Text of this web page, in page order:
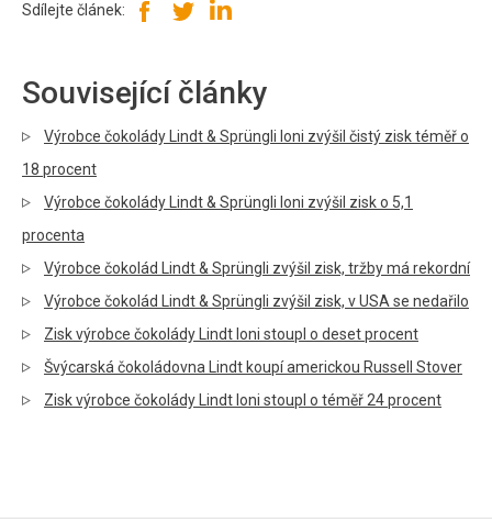
Sdílejte článek:
Související články
Výrobce čokolády Lindt & Sprüngli loni zvýšil čistý zisk téměř o
18 procent
Výrobce čokolády Lindt & Sprüngli loni zvýšil zisk o 5,1
procenta
Výrobce čokolád Lindt & Sprüngli zvýšil zisk, tržby má rekordní
Výrobce čokolád Lindt & Sprüngli zvýšil zisk, v USA se nedařilo
Zisk výrobce čokolády Lindt loni stoupl o deset procent
Švýcarská čokoládovna Lindt koupí americkou Russell Stover
Zisk výrobce čokolády Lindt loni stoupl o téměř 24 procent